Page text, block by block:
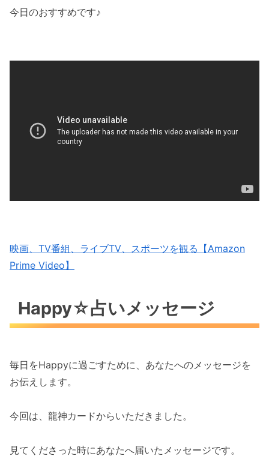
今日のおすすめです♪
映画、TV番組、ライブTV、スポーツを観る【Amazon
Prime Video】
Happy☆占いメッセージ
毎日をHappyに過ごすために、あなたへのメッセージを
お伝えします。
今回は、龍神カードからいただきました。
見てくださった時にあなたへ届いたメッセージです。